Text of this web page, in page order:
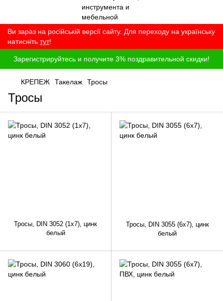
Ви зараз на російській версії сайту. Для переходу на українську
натисніть тут!
Зарегистрируйтесь и получите 3% поздравительной скидки!
КРЕПЕЖ Такелаж Тросы
Тросы
Тросы, DIN 3052 (1x7), цинк
белый
Тросы, DIN 3055 (6x7), цинк
белый